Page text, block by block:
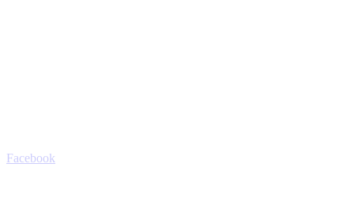
Facebook